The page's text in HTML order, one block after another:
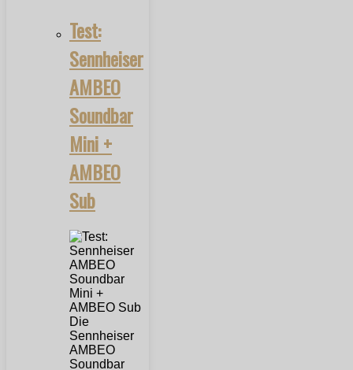
Test:
Sennheiser
AMBEO
Soundbar
Mini +
AMBEO
Sub
Die
Sennheiser
AMBEO
Soundbar